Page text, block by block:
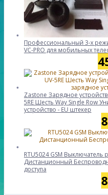
Профессиональный 3-х
VC-PRO для мобильных
Zastone Зарядное
5RE Шесть Way Single Row
устройство - EU штекер
RTU5024 GSM Выключатель
Дистанционный
доступа